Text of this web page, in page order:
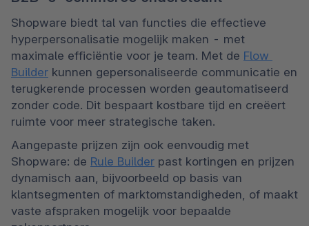
Shopware biedt tal van functies die effectieve
hyperpersonalisatie mogelijk maken - met
maximale efficiëntie voor je team. Met de Flow
Builder kunnen gepersonaliseerde communicatie en
terugkerende processen worden geautomatiseerd
zonder code. Dit bespaart kostbare tijd en creëert
ruimte voor meer strategische taken.
Aangepaste prijzen zijn ook eenvoudig met
Shopware: de Rule Builder past kortingen en prijzen
dynamisch aan, bijvoorbeeld op basis van
klantsegmenten of marktomstandigheden, of maakt
vaste afspraken mogelijk voor bepaalde